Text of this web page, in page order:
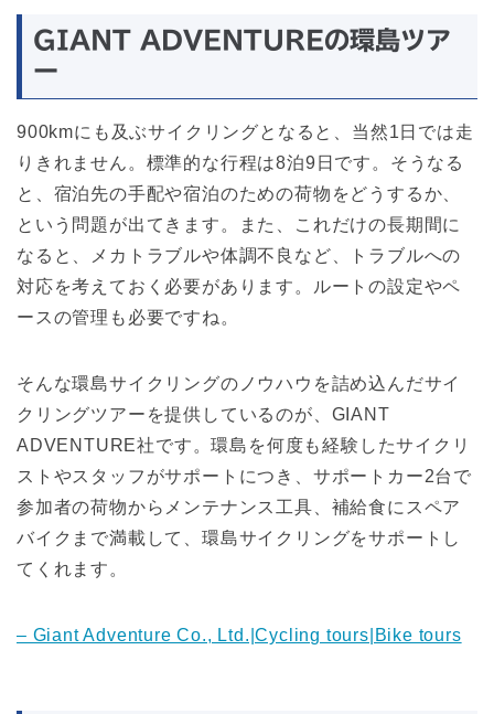
GIANT ADVENTUREの環島ツア
ー
900kmにも及ぶサイクリングとなると、当然1日では走
りきれません。標準的な行程は8泊9日です。そうなる
と、宿泊先の手配や宿泊のための荷物をどうするか、
という問題が出てきます。また、これだけの長期間に
なると、メカトラブルや体調不良など、トラブルへの
対応を考えておく必要があります。ルートの設定やペ
ースの管理も必要ですね。
そんな環島サイクリングのノウハウを詰め込んだサイ
クリングツアーを提供しているのが、GIANT
ADVENTURE社です。環島を何度も経験したサイクリ
ストやスタッフがサポートにつき、サポートカー2台で
参加者の荷物からメンテナンス工具、補給食にスペア
バイクまで満載して、環島サイクリングをサポートし
てくれます。
– Giant Adventure Co., Ltd.|Cycling tours|Bike tours